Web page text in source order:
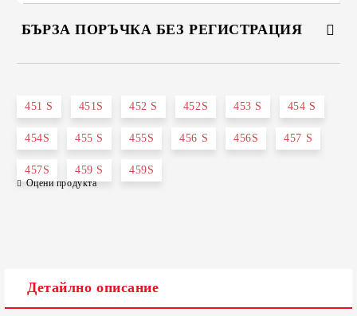
БЪРЗА ПОРЪЧКА БЕЗ РЕГИСТРАЦИЯ
Ние ще се свържем с вас в рамките на работния ден.
451 S 451S 452 S 452S 453 S 454 S
454S 455 S 455S 456 S 456S 457 S
457S 459 S 459S
Оцени продукта
Детайлно описание